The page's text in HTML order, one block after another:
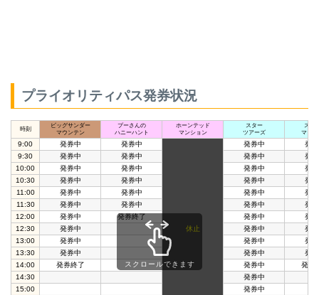
プライオリティパス発券状況
時刻
ビッグサンダー
マウンテン
プーさんの
ハニーハント
ホーンテッド
マンション
スター
ツアーズ
スペ
マウン
9:00 発券中 発券中
休止
発券中
発
9:30
発券中 発券中 発券中
発
10:00
発券中 発券中 発券中
発
10:30
発券中 発券中 発券中
発
11:00
発券中 発券中 発券中
発
11:30
発券中 発券中 発券中
発
12:00
発券中 発券終了 発券中
発
12:30
発券中 発券中
発
13:00
発券中 発券中
発
13:30
発券中 発券中
発
14:00
発券終了 発券中
発券
14:30
発券中
15:00
発券中
スクロールできます